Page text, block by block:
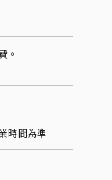
。
時間為準